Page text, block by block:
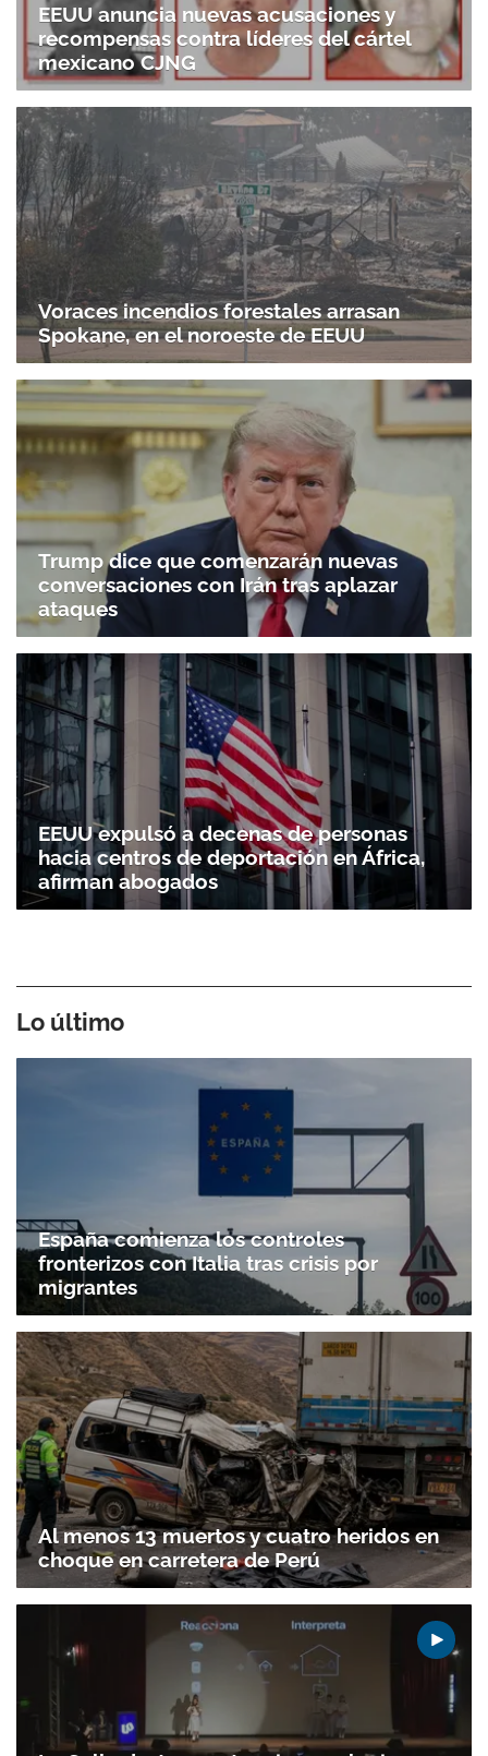
EEUU anuncia nuevas acusaciones y
recompensas contra líderes del cártel
mexicano CJNG
Voraces incendios forestales arrasan
Spokane, en el noroeste de EEUU
Trump dice que comenzarán nuevas
conversaciones con Irán tras aplazar
ataques
EEUU expulsó a decenas de personas
hacia centros de deportación en África,
afirman abogados
Lo último
España comienza los controles
fronterizos con Italia tras crisis por
migrantes
Al menos 13 muertos y cuatro heridos en
choque en carretera de Perú